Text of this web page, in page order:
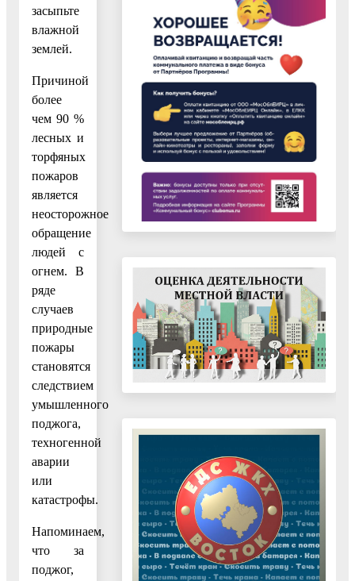
засыпьте
влажной
землей.
Причиной
более
чем 90 %
лесных и
торфяных
пожаров
является
неосторожное
обращение
людей с
огнем. В
ряде
случаев
природные
пожары
становятся
следствием
умышленного
поджога,
техногенной
аварии
или
катастрофы.
Напоминаем,
что за
поджог,